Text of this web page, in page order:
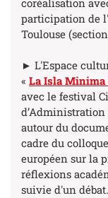
coréalisation
participation de
Toulouse
► L'Espace
« La Isla Minima
avec le festival
autour du
cadre du
européen sur la
réflexions
suivie d'un débat.